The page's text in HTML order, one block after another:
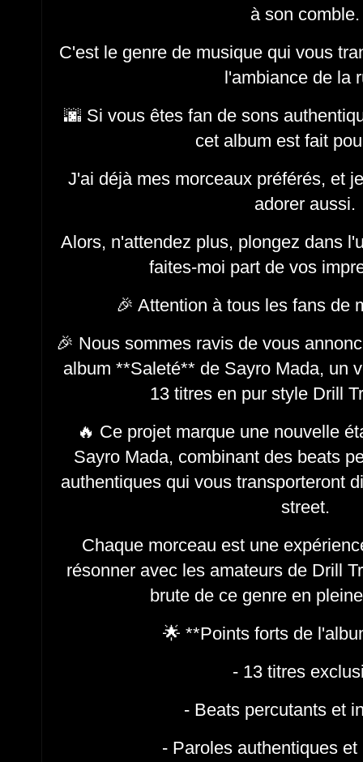
à son
C'est le genre de musique qui vous
l'ambiance de la
🌆 Si vous êtes fan de sons
cet album est fait
J'ai déjà mes morceaux préférés, et
adorer aussi.
Alors, n'attendez plus, plongez dans
faites-moi part de vos
🎉 Attention à tous les fans de
🎉 Nous sommes ravis de vous
album **Saleté** de Sayro Mada, un
13 titres en pur style Drill
🔥 Ce projet marque une nouvelle
Sayro Mada, combinant des beats
authentiques qui vous transporteront
street.
Chaque morceau est une
résonner avec les amateurs de Drill
brute de ce genre en
🌟 **Points forts de
- 13 titres
- Beats percutants et
- Paroles authentiques